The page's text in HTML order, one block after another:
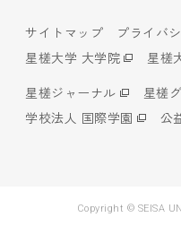
サイトマップ
プライバ
星槎大学 大学院
星槎
星槎ジャーナル
星槎
学校法人 国際学園
公
Copyright © SEISA